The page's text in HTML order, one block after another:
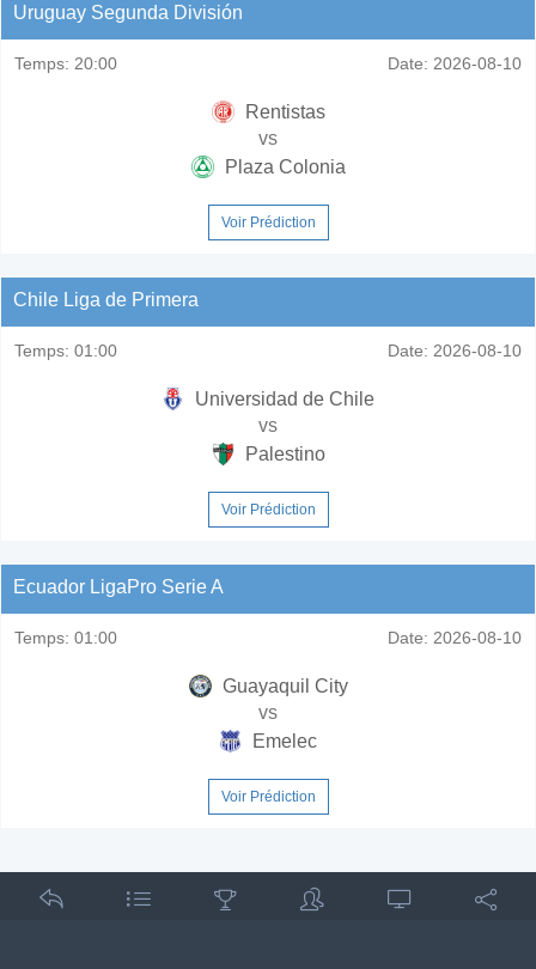
Uruguay Segunda División
Temps: 20:00 Date: 2026-08-10
Rentistas
vs
Plaza Colonia
Voir Prédiction
Chile Liga de Primera
Temps: 01:00 Date: 2026-08-10
Universidad de Chile
vs
Palestino
Voir Prédiction
Ecuador LigaPro Serie A
Temps: 01:00 Date: 2026-08-10
Guayaquil City
vs
Emelec
Voir Prédiction